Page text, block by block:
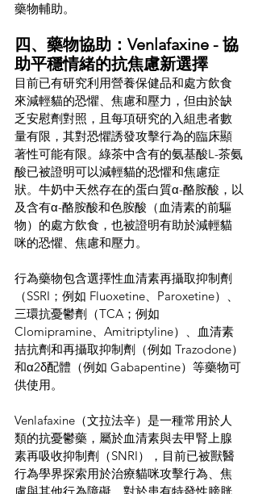
藥物輔助。
四、藥物協助：Venlafaxine - 協
助平穩情緒的抗焦慮新選擇
目前已有研究利用營養保健品和處方飲食
來減輕貓的恐懼、焦慮和壓力，但由於缺
乏安慰劑對照，且每項研究的入組患者數
量有限，其對恐懼誘發攻擊行為的臨床顯
著性可能有限。綠茶中含有的氨基酸L-茶氨
酸已被證明可以減輕貓的恐懼和焦慮症
狀。牛奶中天然存在的蛋白質α-酪胺酸，以
及含有α-酪胺酸和色胺酸（血清素的前驅
物）的處方飲食，也被證明有助於減輕貓
咪的恐懼、焦慮和壓力。
行為藥物包含選擇性血清素再攝取抑制劑
（SSRI；例如 Fluoxetine、Paroxetine）、
三環抗憂鬱劑（TCA；例如
Clomipramine、Amitriptyline）、血清素
拮抗劑和再攝取抑制劑（例如 Trazodone）
和α2δ配體（例如 Gabapentine）等藥物可
供使用。
Venlafaxine（文拉法辛）是一種常用於人
類的抗憂鬱藥，屬於血清素與去甲腎上腺
素再吸收抑制劑（SNRI），目前已被獸醫
行為學界探索用於治療貓咪攻擊行為、焦